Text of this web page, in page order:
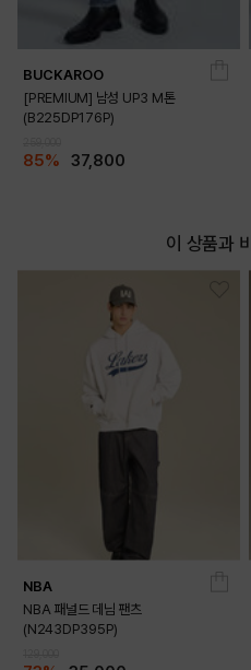
BUCKAROO
[PREMIUM] 남성 UP3 M톤
(B225DP176P)
85% 37,800
이 상품과
NBA
NBA 패널드 데님 팬츠
(N243DP395P)